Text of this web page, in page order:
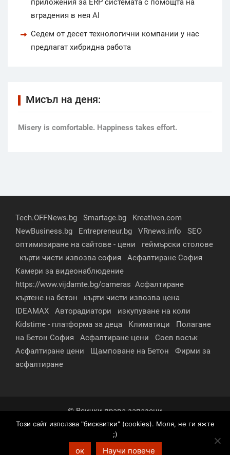
приложения за ERP системата с помощта на
вградения в нея AI
Седем от десет технологични компании у нас
предлагат хибридна работа
Мисъл на деня:
Мisery is comfortable. Happiness takes effort.
Tech.OFFNews.bg Smartage.bg
Kreativen.com
NewBusiness.bg
Entrepreneur.bg VRnews.info
SEO
оптимизиране на сайтове - цени
геймърски столове
кърти чисти извозва софия
Асфалтиране София
Камери за видеонаблюдение
https://www.vijdamte.bg/cameras Асфалтиране
къртене на бетон
кърти чисти извозва цена
IDEAMAX
Авторадиатори
изкупуване на коли
Kidstime - платформа за деца
Климатици
Полагане
на Бетон София
Асфалтиране цени
Соев восък
Асфалтиране цени
Щамповане на Бетон
Фирми за
асфалтиране
© Всички права запазени
За нас
Контакти Реклама
Партньори
Условия за поверителност
Този сайт използва "бисквитки" (cookies). Моля, не ги яжте
;)
ок Научи повече